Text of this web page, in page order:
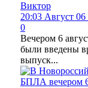
Виктор
20:03 Август 06
0
Вечером 6
были введены
выпуск...